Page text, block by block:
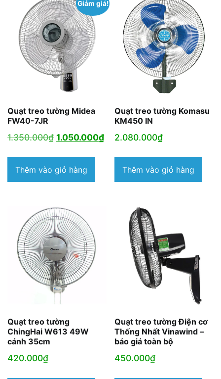
Giảm giá!
Quạt treo tường Midea
FW40-7JR
1.350.000₫ Giá
là:
1.350.000₫.
1.050.000₫Giá
Thêm vào giỏ hàng
Quạt treo tường Komasu
KM450 IN
2.080.000₫
Thêm vào giỏ hàng
Quạt treo tường
ChingHai W613 49W
cánh 35cm
420.000₫
Quạt treo tường Điện cơ
Thống Nhất Vinawind –
báo giá toàn bộ
450.000₫